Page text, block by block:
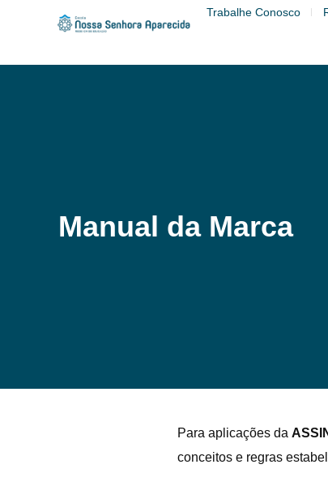
Trabalhe Conosco
Manual da Marca
Para aplicações da
conceitos e regras